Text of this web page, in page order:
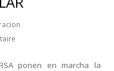
ponen en marcha la